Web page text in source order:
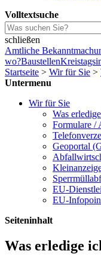
Volltextsuche
schließen
Amtliche
wo?Baustellen
Startseite > Wir für Sie >
Untermenu
Wir für Sie
Was
Formulare /
Geoportal
EU-
EU-
Seiteninhalt
Was erledige